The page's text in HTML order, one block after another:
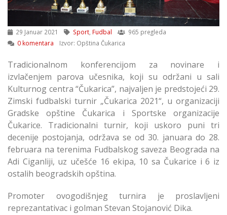
29 Januar 2021 Sport Fudbal
965 pregleda
0 komentara
Izvor: Opština Čukarica
Tradicionalnom konferencijom za novinare i
izvlačenjem parova učesnika, koji su održani u sali
Kulturnog centra “Čukarica”, najvaljen je predstojeći 29.
Zimski fudbalski turnir „Čukarica 2021“, u organizaciji
Gradske opštine Čukarica i Sportske organizacije
Čukarice. Tradicionalni turnir, koji uskoro puni tri
decenije postojanja, održava se od 30. januara do 28.
februara na terenima Fudbalskog saveza Beograda na
Adi Ciganliji, uz učešće 16 ekipa, 10 sa Čukarice i 6 iz
ostalih beogradskih opština.
Promoter ovogodišnjeg turnira je proslavljeni
reprezantativac i golman Stevan Stojanović Dika.